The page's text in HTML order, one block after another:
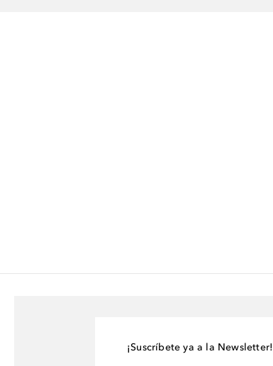
¡Suscríbete ya a la Newsletter!